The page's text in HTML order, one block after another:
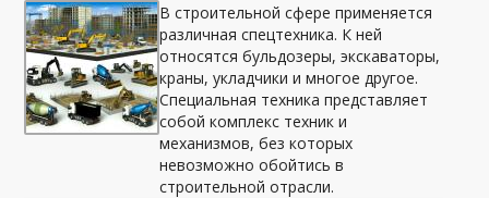
В строительной сфере применяется
различная спецтехника. К ней
относятся бульдозеры, экскаваторы,
краны, укладчики и многое другое.
Специальная техника представляет
собой комплекс техник и
механизмов, без которых
невозможно обойтись в
строительной отрасли.